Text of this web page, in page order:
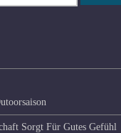
Sorgt Für Gutes Gefühl